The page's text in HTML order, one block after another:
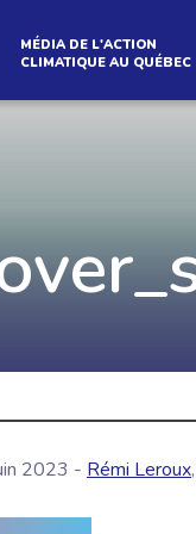
qui
et inspirantes.
MÉDIA DE L'ACTION
CLIMATIQUE AU QUÉBEC
2023 - Rémi Leroux